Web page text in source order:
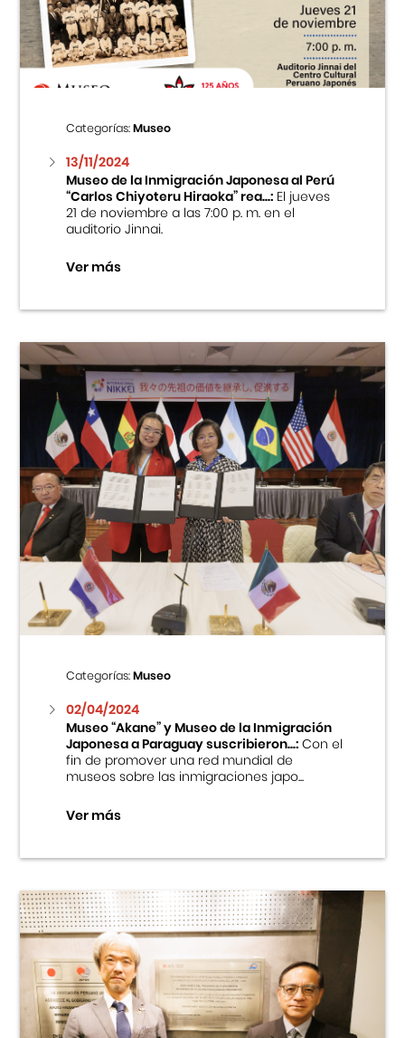
Centro Cultural Peruano Japonés
Cursos
Museo de la Inmigración Japonesa
Fondo Editorial
Teatro Peruano Japonés
Categorías:Museo
13/11/2024
Museo de la Inmigración Japonesa al Perú
“Carlos Chiyoteru Hiraoka” rea...:El jueves
21 de noviembre a las 7:00 p. m. en el
auditorio Jinnai.
Ver más
Categorías:Museo
02/04/2024
Museo “Akane” y Museo de la Inmigración
Japonesa a Paraguay suscribieron...:Con el
fin de promover una red mundial de
museos sobre las inmigraciones japo...
Ver más